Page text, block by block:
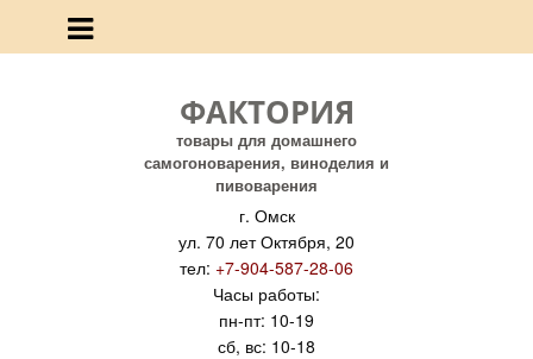
ФАКТОРИЯ
товары для домашнего
самогоноварения, виноделия и
пивоварения
г. Омск
ул. 70 лет Октября, 20
тел: +7-904-587-28-06
Часы работы:
пн-пт: 10-19
сб, вс: 10-18